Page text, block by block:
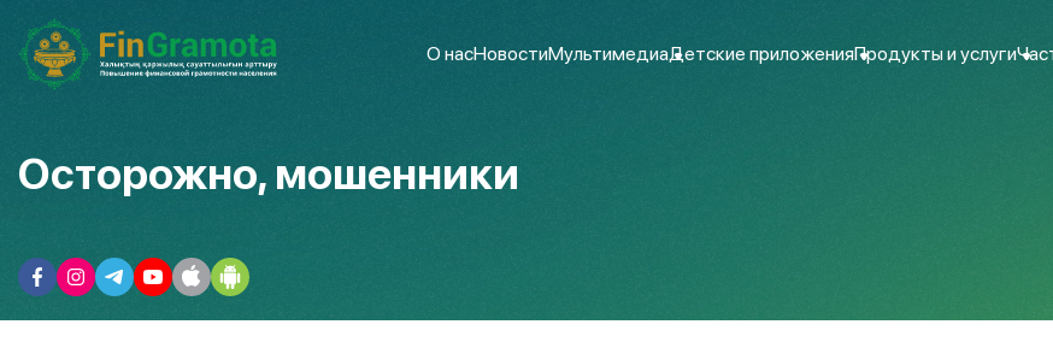
О насНовостиМультимедиаДетские приложенияПродукты и услуги
Осторожно, мошенники